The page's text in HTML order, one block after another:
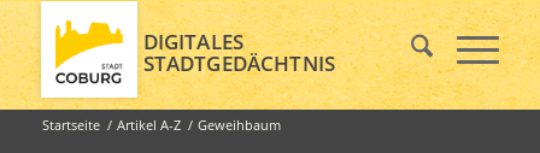
DIGITALES
STADTGEDÄCHTNIS
Startseite / Artikel A-Z / Geweihbaum